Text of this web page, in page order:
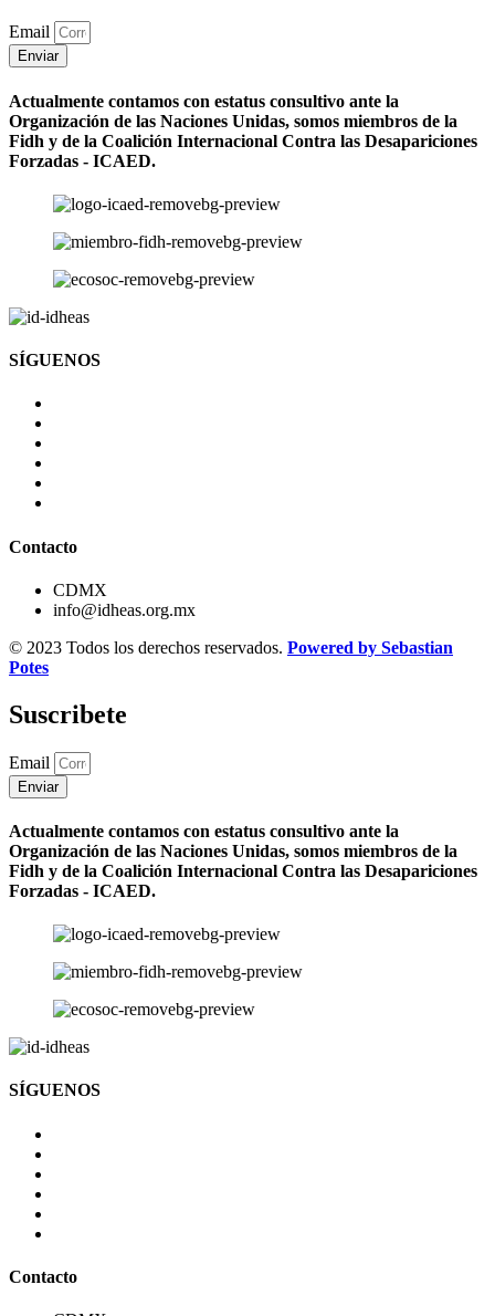
Email
Enviar
Actualmente contamos con estatus consultivo ante la
Organización de las Naciones Unidas, somos miembros de la
Fidh y de la Coalición Internacional Contra las Desapariciones
Forzadas - ICAED.
SÍGUENOS
Contacto
CDMX
info@idheas.org.mx
© 2023 Todos los derechos reservados. Powered by Sebastian
Potes
Suscribete
Email
Enviar
Actualmente contamos con estatus consultivo ante la
Organización de las Naciones Unidas, somos miembros de la
Fidh y de la Coalición Internacional Contra las Desapariciones
Forzadas - ICAED.
SÍGUENOS
Contacto